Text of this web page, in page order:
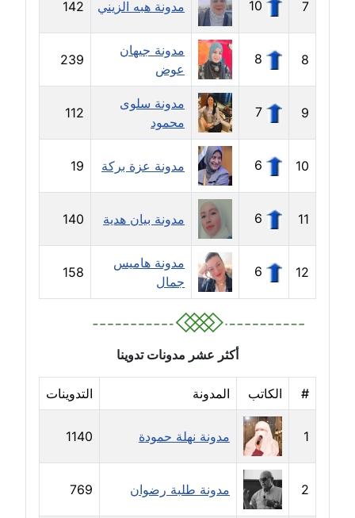
مدونة إيناس عراقي
عاملة
مدونة آيه ابو زهرة
عاملة
مدونة آية الدرديري
عاملة
مدونة آيه الغمري
عاملة
مدونة آية عبد العزيز
عاملة
مدونة ايهاب همام
عاملة
مدونة بيان هدية
عاملة
مدونة تامر زيدان
عاملة
مدونة تسنيم فضالي
7
10 مدونة هبه الزيني 142
8
8
مدونة جيهان
عوض
239
9
7
مدونة سلوى
محمود
112
10
6 مدونة عزة بركة 19
11
6 مدونة بيان هدية 140
12
6
مدونة هاميس
جمال
158
أكثر عشر مدونات تدوينا
# الكاتب المدونة التدوينات
1 مدونة نهلة حمودة 1140
2 مدونة طلبة رضوان 769